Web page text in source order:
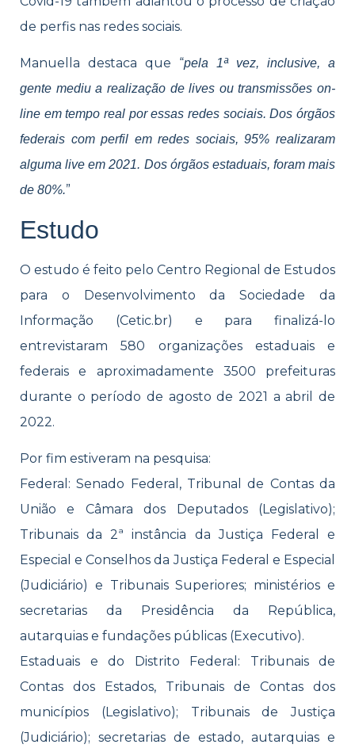
de perfis nas redes sociais.
Manuella destaca que “pela 1ª vez, inclusive, a
gente mediu a realização de lives ou transmissões on-
line em tempo real por essas redes sociais. Dos órgãos
federais com perfil em redes sociais, 95% realizaram
alguma live em 2021. Dos órgãos estaduais, foram mais
de 80%.”
Estudo
O estudo é feito pelo Centro Regional de Estudos
para o Desenvolvimento da Sociedade da
Informação (Cetic.br) e para finalizá-lo
entrevistaram 580 organizações estaduais e
federais e aproximadamente 3500 prefeituras
durante o período de agosto de 2021 a abril de
2022.
Por fim estiveram na pesquisa:
Federal: Senado Federal, Tribunal de Contas da
União e Câmara dos Deputados (Legislativo);
Tribunais da 2ª instância da Justiça Federal e
Especial e Conselhos da Justiça Federal e Especial
(Judiciário) e Tribunais Superiores; ministérios e
secretarias da Presidência da República,
autarquias e fundações públicas (Executivo).
Estaduais e do Distrito Federal: Tribunais de
Contas dos Estados, Tribunais de Contas dos
municípios (Legislativo); Tribunais de Justiça
(Judiciário); secretarias de estado, autarquias e